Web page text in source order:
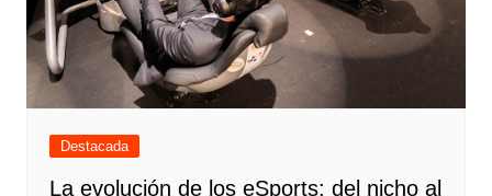
Destacada
La evolución de los eSports: del nicho al